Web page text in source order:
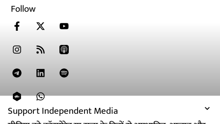
Support Independent Media
Follow